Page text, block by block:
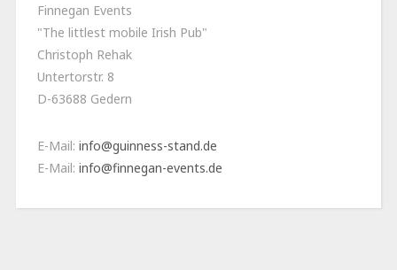
Finnegan Events
"The littlest mobile Irish Pub"
Christoph Rehak
Untertorstr. 8
D-63688 Gedern
E-Mail: info@guinness-stand.de
E-Mail: info@finnegan-events.de